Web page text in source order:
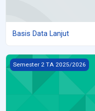
Basis Data Lanjut
Rekayasa Perangkat Lunak
Semester 2 TA 2025/2026